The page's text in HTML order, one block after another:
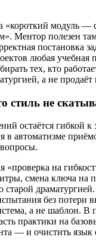
«короткий модуль —
Ментор полезен
постановка
любая учебная
тех, кто
а не
стиль не
остаётся гибкой к
в автоматизме
«проверка на
смена ключа на
старой
без потери
а не шаблон. В
практики на
— и очистить